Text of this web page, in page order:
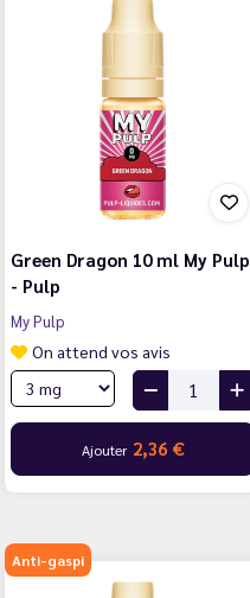
Green Dragon 10 ml My Pulp
- Pulp
My Pulp
On attend vos avis
Ajouter 2,36 €
Anti-gaspi